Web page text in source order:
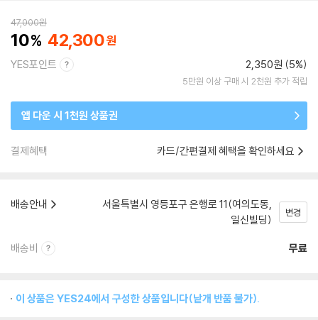
47,000원
10 42,300
YES포인트 2,350원 (5%)
5만원 이상 구매 시 2천원 추가 적립
앱 다운 시 1천원 상품권
결제혜택 카드/간편결제 혜택을 확인하세요
배송안내
서울특별시 영등포구 은행로 11(여의도동,
일신빌딩)
변경
배송비 무료
이 상품은 YES24에서 구성한 상품입니다(낱개 반품 불가).